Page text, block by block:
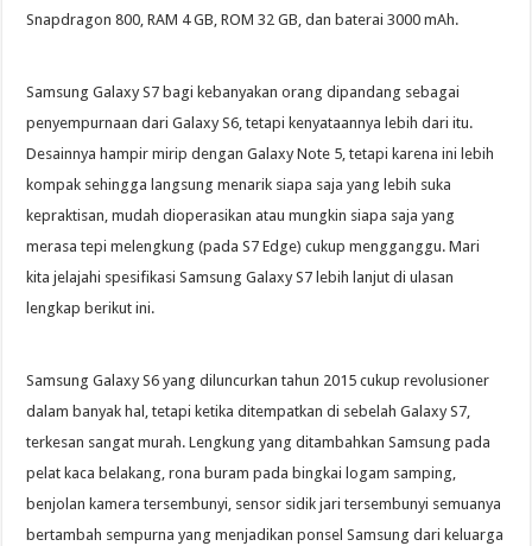
Snapdragon 800, RAM 4 GB, ROM 32 GB, dan baterai 3000 mAh.
Samsung Galaxy S7 bagi kebanyakan orang dipandang sebagai
penyempurnaan dari Galaxy S6, tetapi kenyataannya lebih dari itu.
Desainnya hampir mirip dengan Galaxy Note 5, tetapi karena ini lebih
kompak sehingga langsung menarik siapa saja yang lebih suka
kepraktisan, mudah dioperasikan atau mungkin siapa saja yang
merasa tepi melengkung (pada S7 Edge) cukup mengganggu. Mari
kita jelajahi spesifikasi Samsung Galaxy S7 lebih lanjut di ulasan
lengkap berikut ini.
Samsung Galaxy S6 yang diluncurkan tahun 2015 cukup revolusioner
dalam banyak hal, tetapi ketika ditempatkan di sebelah Galaxy S7,
terkesan sangat murah. Lengkung yang ditambahkan Samsung pada
pelat kaca belakang, rona buram pada bingkai logam samping,
benjolan kamera tersembunyi, sensor sidik jari tersembunyi semuanya
bertambah sempurna yang menjadikan ponsel Samsung dari keluarga